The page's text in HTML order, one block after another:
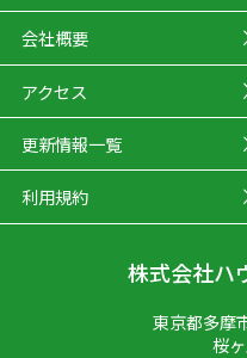
会社概要
アクセス
更新情報一覧
利用規約
株式会社ハ
東京都多摩
桜